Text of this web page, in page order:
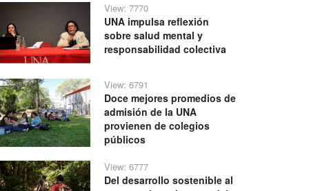
View: 7770
UNA impulsa reflexión
sobre salud mental y
responsabilidad colectiva
View: 6791
Doce mejores promedios de
admisión de la UNA
provienen de colegios
públicos
View: 6777
Del desarrollo sostenible al